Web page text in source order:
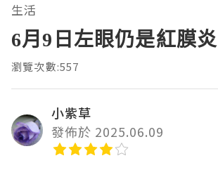
生活
6月9日左眼仍是紅膜炎
瀏覽次數:557
小紫草
發佈於 2025.06.09